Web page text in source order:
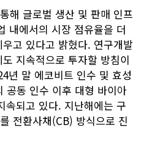
해 글로벌 생산 및 판매 인프
내에서의 시장 점유율을 더
고 있다고 밝혔다. 연구개발
지속적으로 투자할 방침이
년 말 에코비트 인수 및 효성
공동 인수 이후 대형 바이아
속되고 있다. 지난해에는 구
전환사채(CB) 방식으로 진